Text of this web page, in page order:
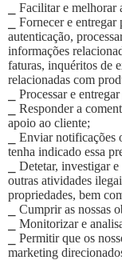
⎯ Facilitar e
⎯ Fornecer e
autenticação,
informações
faturas, inquéritos de
relacionadas com
⎯ Processar e
⎯ Responder a
apoio ao cliente;
⎯ Enviar notificações
tenha indicado essa
⎯ Detetar, investigar
outras atividades
propriedades, bem
⎯ Cumprir as nossas
⎯ Monitorizar e
⎯ Permitir que os
marketing